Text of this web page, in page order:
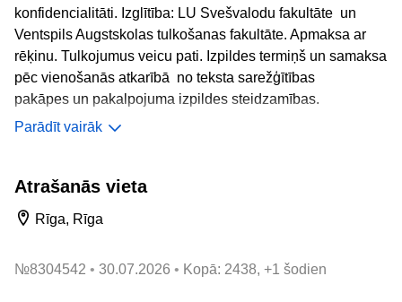
konfidencialitāti. Izglītība: LU Svešvalodu fakultāte un
Ventspils Augstskolas tulkošanas fakultāte. Apmaksa ar
rēķinu. Tulkojumus veicu pati. Izpildes termiņš un samaksa
pēc vienošanās atkarībā no teksta sarežģītības
pakāpes un pakalpojuma izpildes steidzamības.
Gadījumā, ja es neatbildu uz Jūsu zvanu, nosūtiet man
Cieņā Maija
Parādīt vairāk
Atrašanās vieta
Rīga, Rīga
№8304542 30.07.2026 Kopā: 2438, +1 šodien